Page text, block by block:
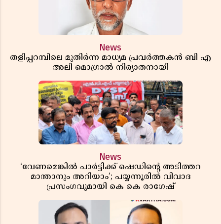
News
തളിപ്പറമ്പിലെ മുതിർന്ന മാധ്യമ പ്രവർത്തകൻ ബി എ
അലി മൊഗ്രാൽ നിര്യാതനായി
News
‘വേണമെങ്കിൽ പാർട്ടിക്ക് ഷെഡിൻ്റെ അടിത്തറ
മാന്താനും അറിയാം’; പയ്യന്നൂരിൽ വിവാദ
പ്രസംഗവുമായി കെ കെ രാഗേഷ്